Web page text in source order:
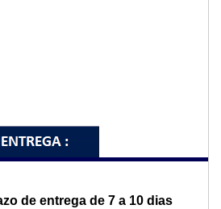
de entrega de 7 a 10 dias